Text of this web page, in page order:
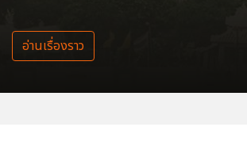
อ่านเรื่องราว